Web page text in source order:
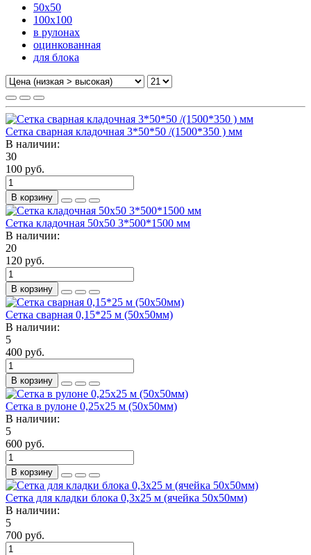
50х50
100х100
в рулонах
оцинкованная
для блока
Сетка сварная кладочная 3*50*50 /(1500*350 ) мм
В наличии:
30
100 руб.
В корзину
Сетка кладочная 50х50 3*500*1500 мм
В наличии:
20
120 руб.
В корзину
Сетка сварная 0,15*25 м (50х50мм)
В наличии:
5
400 руб.
В корзину
Сетка в рулоне 0,25х25 м (50х50мм)
В наличии:
5
600 руб.
В корзину
Сетка для кладки блока 0,3х25 м (ячейка 50х50мм)
В наличии:
5
700 руб.